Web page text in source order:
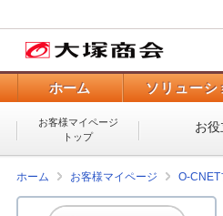
ホーム ソリューシ
お客様マイページ
トップ
お
ホーム お客様マイページ O-CNET